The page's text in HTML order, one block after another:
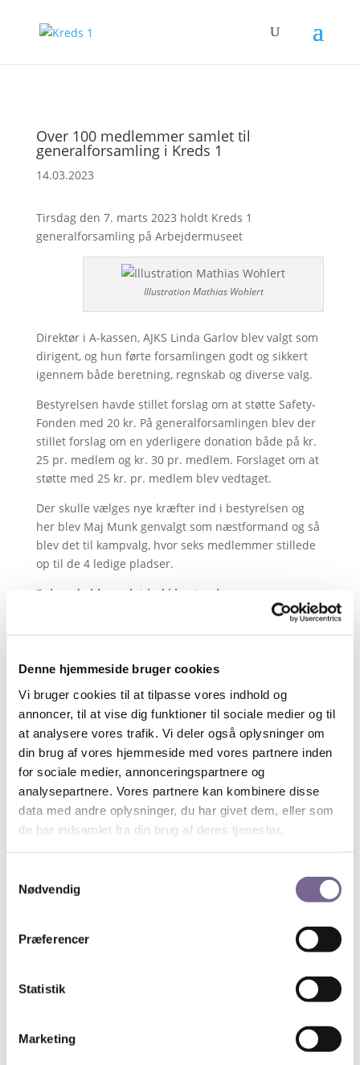
Denne hjemmeside bruger cookies
Vi bruger cookies til at tilpasse vores indhold og
annoncer, til at vise dig funktioner til sociale medier og til
at analysere vores trafik. Vi deler også oplysninger om
din brug af vores hjemmeside med vores partnere inden
for sociale medier, annonceringspartnere og
analysepartnere. Vores partnere kan kombinere disse
data med andre oplysninger, du har givet dem, eller som
de har indsamlet fra din brug af deres tjenester.
Nødvendig
Præferencer
Statistik
Marketing
Over 100 medlemmer samlet til
generalforsamling i Kreds 1
14.03.2023
Tirsdag den 7. marts 2023 holdt Kreds 1
generalforsamling på Arbejdermuseet
Illustration Mathias Wohlert
Direktør i A-kassen, AJKS Linda Garlov blev valgt som
dirigent, og hun førte forsamlingen godt og sikkert
igennem både beretning, regnskab og diverse valg.
Bestyrelsen havde stillet forslag om at støtte Safety-
Fonden med 20 kr. På generalforsamlingen blev der
stillet forslag om en yderligere donation både på kr.
25 pr. medlem og kr. 30 pr. medlem. Forslaget om at
støtte med 25 kr. pr. medlem blev vedtaget.
Der skulle vælges nye kræfter ind i bestyrelsen og
her blev Maj Munk genvalgt som næstformand og så
blev det til kampvalg, hvor seks medlemmer stillede
op til de 4 ledige pladser.
Følgende blev valgt ind i bestyrelsen:
Birger Lund
Også ved valget at suppleanter var der kampvalg.
Her blev detRonja Pilgaard, Anders Hjort og Malte
Pedersson, som blev valgt som suppleanter.
Hele bestyrelsen for kreds 1, kan du se her.
Efter generalforsamlingen blevSimmel-Prisenuddelt
ved formand Martin Hjort.
Prisen har sit navn efter René Simmel, som i ti år var
Modtageren af Simmel Prisen 2023 blev
Prisen blev uddelt på kredsens generalforsamling.
, Martin Hjort, formanden
for Simmel Pris-komiteen, holdt i forbindelse med
overrækkelsen af prisen.
Søg